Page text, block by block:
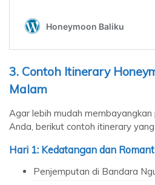
3. Contoh Itinerary
Malam
Agar lebih mudah
Anda, berikut contoh itinerary
Hari 1: Kedatangan dan
Penjemputan di Bandara